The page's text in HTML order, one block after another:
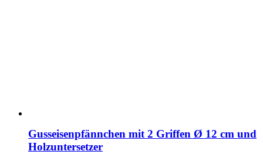
Gusseisenpfännchen mit 2 Griffen Ø 12 cm und
Holzuntersetzer